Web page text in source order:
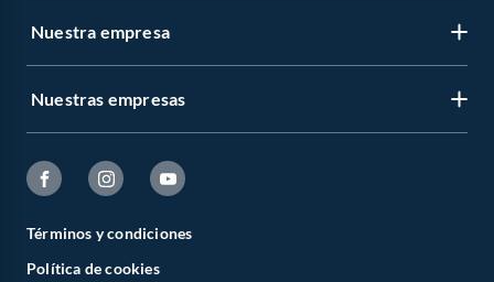
Nuestra empresa
Nuestras empresas
Términos y condiciones
Política de cookies